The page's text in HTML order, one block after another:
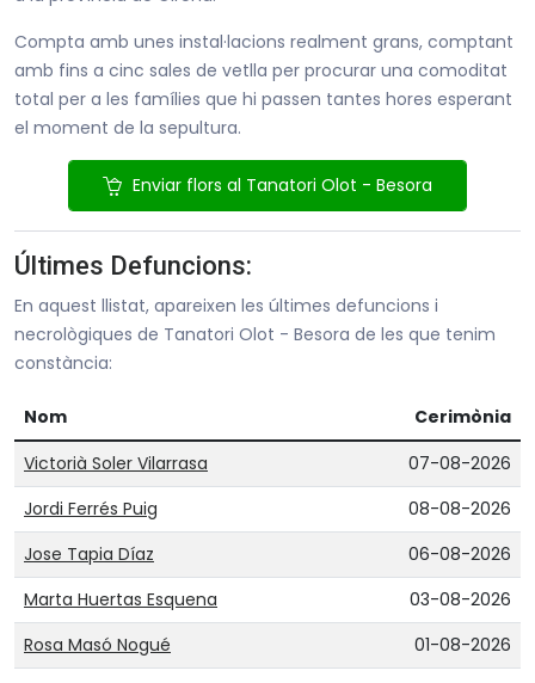
Compta amb unes instal·lacions realment grans, comptant
amb fins a cinc sales de vetlla per procurar una comoditat
total per a les famílies que hi passen tantes hores esperant
el moment de la sepultura.
Enviar flors al Tanatori Olot - Besora
Últimes Defuncions:
En aquest llistat, apareixen les últimes defuncions i
necrològiques de Tanatori Olot - Besora de les que tenim
constància:
Nom
Cerimònia
Victorià Soler Vilarrasa
07-08-2026
Jordi Ferrés Puig
08-08-2026
Jose Tapia Díaz
06-08-2026
Marta Huertas Esquena
03-08-2026
Rosa Masó Nogué
01-08-2026